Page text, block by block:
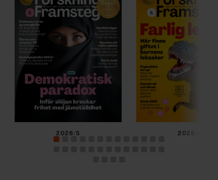
2026/5 2026/4